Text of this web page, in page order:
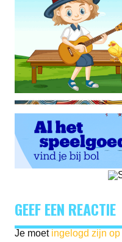
GEEF EEN REACTIE
Je moet ingelogd zijn op